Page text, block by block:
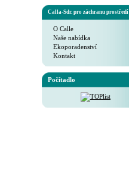
Calla-Sdr. pro záchranu prostředí
O Calle
Naše nabídka
Ekoporadenství
Kontakt
Počítadlo